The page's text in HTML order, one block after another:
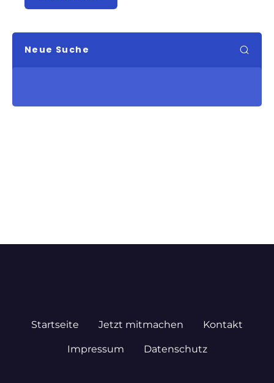
Neue Suche
Startseite Jetzt mitmachen Kontakt
Impressum Datenschutz